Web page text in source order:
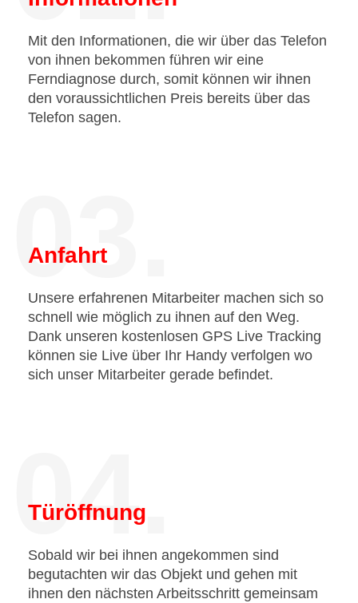
Mit den Informationen, die wir über das Telefon
von ihnen bekommen führen wir eine
Ferndiagnose durch, somit können wir ihnen
den voraussichtlichen Preis bereits über das
Telefon sagen.
03.
Anfahrt
Unsere erfahrenen Mitarbeiter machen sich so
schnell wie möglich zu ihnen auf den Weg.
Dank unseren kostenlosen GPS Live Tracking
können sie Live über Ihr Handy verfolgen wo
sich unser Mitarbeiter gerade befindet.
04.
Türöffnung
Sobald wir bei ihnen angekommen sind
begutachten wir das Objekt und gehen mit
ihnen den nächsten Arbeitsschritt gemeinsam